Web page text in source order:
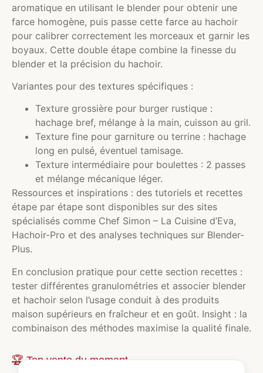
aromatique en utilisant le blender pour obtenir une
farce homogène, puis passe cette farce au hachoir
pour calibrer correctement les morceaux et garnir les
boyaux. Cette double étape combine la finesse du
blender et la précision du hachoir.
Variantes pour des textures spécifiques :
Texture grossière pour burger rustique :
hachage bref, mélange à la main, cuisson au gril.
Texture fine pour garniture ou terrine : hachage
long en pulsé, éventuel tamisage.
Texture intermédiaire pour boulettes : 2 passes
et mélange mécanique léger.
Ressources et inspirations : des tutoriels et recettes
étape par étape sont disponibles sur des sites
spécialisés comme Chef Simon – La Cuisine d’Eva,
Hachoir-Pro et des analyses techniques sur Blender-
Plus.
En conclusion pratique pour cette section recettes :
tester différentes granulométries et associer blender
et hachoir selon l’usage conduit à des produits
maison supérieurs en fraîcheur et en goût. Insight : la
combinaison des méthodes maximise la qualité finale.
🏆 Top vente du moment